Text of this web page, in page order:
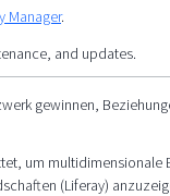
Manager.
and updates.
gewinnen,
um multidimensionale
(Liferay)